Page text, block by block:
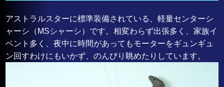
アストラルスターに標準装備されている、軽量センターシ
ャーシ（MSシャーシ）です。相変わらず出張多く、家族イ
ベント多く、夜中に時間があってもモーターをギュンギュ
ン回すわけにもいかず、のんびり眺めたりしています。